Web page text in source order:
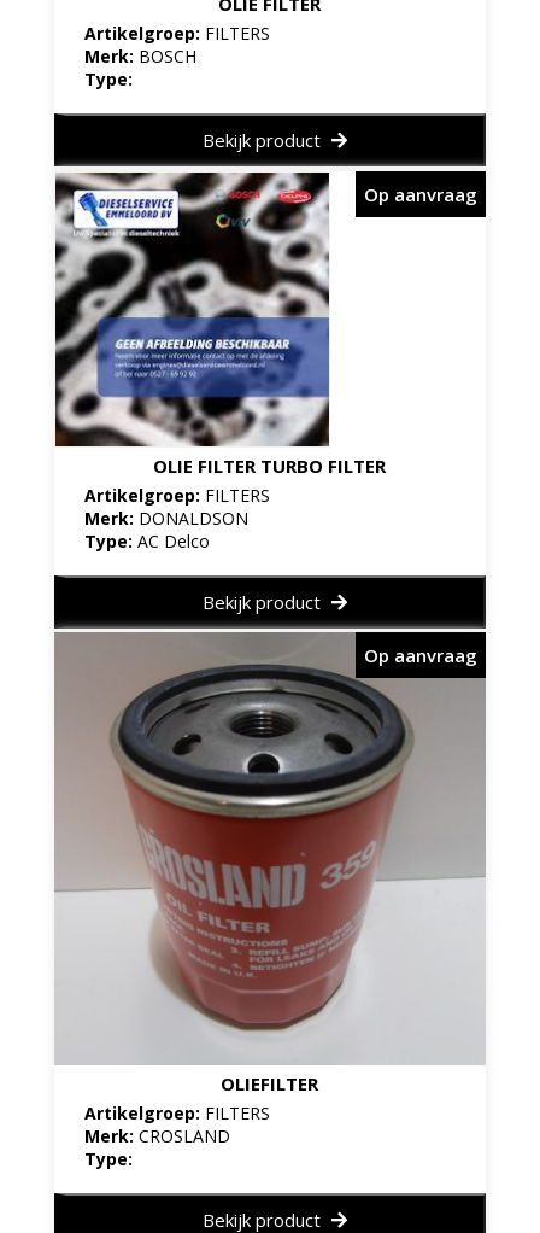
Artikelgroep: FILTERS
Merk: BOSCH
Type:
Bekijk product
OLIE FILTER TURBO FILTER
Artikelgroep: FILTERS
Merk: DONALDSON
Type: AC Delco
Op aanvraag
Bekijk product
OLIEFILTER
Artikelgroep: FILTERS
Merk: CROSLAND
Type:
Op aanvraag
Bekijk product